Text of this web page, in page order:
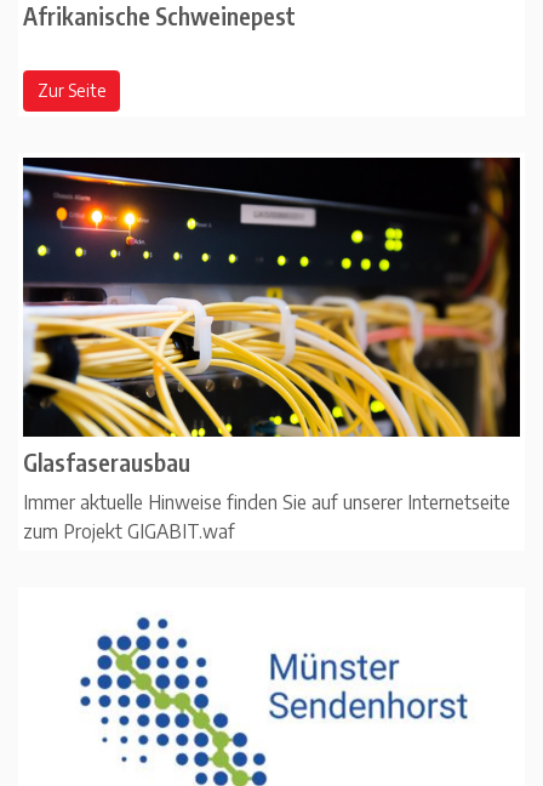
Afrikanische Schweinepest
Zur Seite
Glasfaserausbau
Immer aktuelle Hinweise finden Sie auf unserer Internetseite
zum Projekt GIGABIT.waf